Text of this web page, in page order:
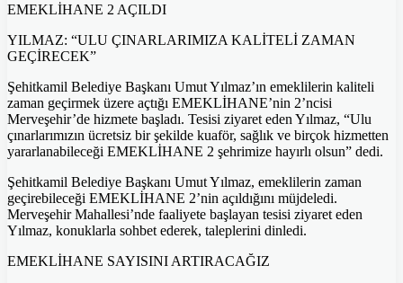
EMEKLİHANE 2 AÇILDI
YILMAZ: “ULU ÇINARLARIMIZA KALİTELİ ZAMAN
GEÇİRECEK”
Şehitkamil Belediye Başkanı Umut Yılmaz’ın emeklilerin kaliteli
zaman geçirmek üzere açtığı EMEKLİHANE’nin 2’ncisi
Merveşehir’de hizmete başladı. Tesisi ziyaret eden Yılmaz, “Ulu
çınarlarımızın ücretsiz bir şekilde kuaför, sağlık ve birçok hizmetten
yararlanabileceği EMEKLİHANE 2 şehrimize hayırlı olsun” dedi.
Şehitkamil Belediye Başkanı Umut Yılmaz, emeklilerin zaman
geçirebileceği EMEKLİHANE 2’nin açıldığını müjdeledi.
Merveşehir Mahallesi’nde faaliyete başlayan tesisi ziyaret eden
Yılmaz, konuklarla sohbet ederek, taleplerini dinledi.
EMEKLİHANE SAYISINI ARTIRACAĞIZ